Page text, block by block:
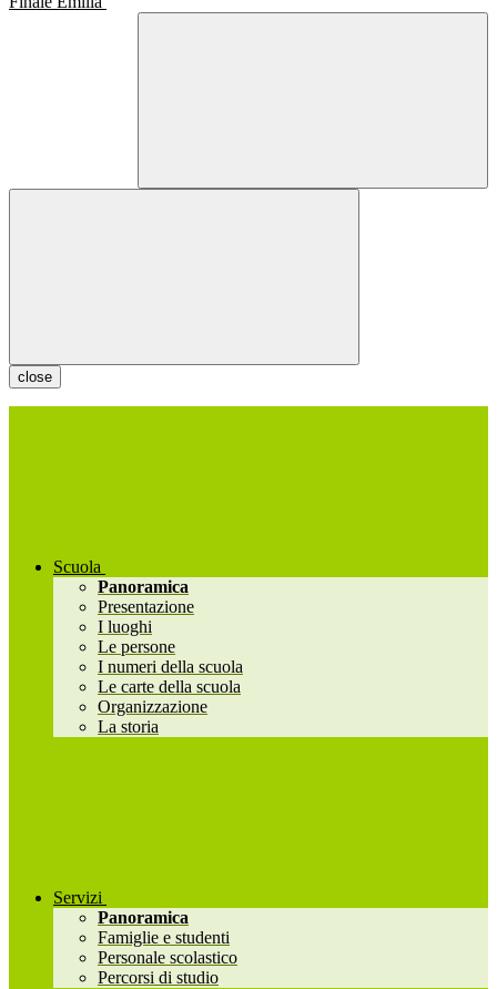
close
Scuola
Panoramica
Presentazione
I luoghi
Le persone
I numeri della scuola
Le carte della scuola
Organizzazione
La storia
Servizi
Panoramica
Famiglie e studenti
Personale scolastico
Percorsi di studio